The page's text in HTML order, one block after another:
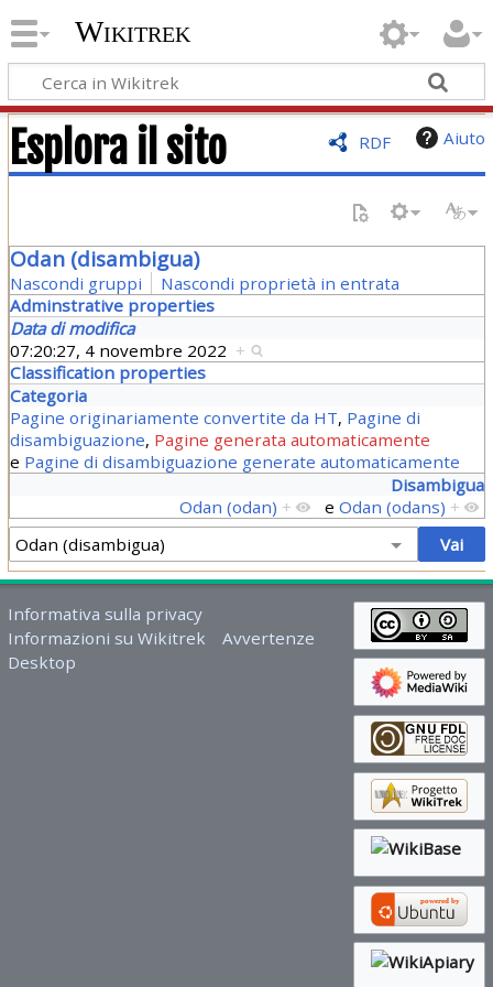
Wikitrek
RDF Aiuto
Esplora il sito
Odan (disambigua)
Nascondi gruppi
Nascondi proprietà in entrata
Adminstrative properties
Data di modifica
07:20:27, 4 novembre 2022 +
Classification properties
Categoria
Pagine originariamente convertite da HT, Pagine di
disambiguazione, Pagine generata automaticamente
e Pagine di disambiguazione generate automaticamente
Disambigua
Odan (odan) + eOdan (odans) +
Informativa sulla privacy
Informazioni su Wikitrek
Avvertenze
Desktop